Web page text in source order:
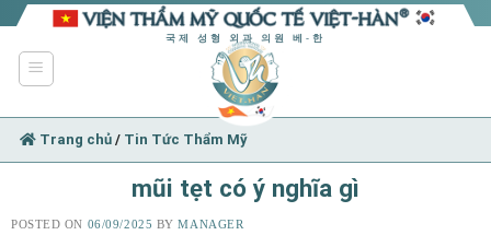
Skip
content
국제 성형 외과 의원 베-한
Trang chủ/ Tin Tức Thẩm Mỹ
mũi tẹt có ý nghĩa gì
POSTED ON 06/09/2025 BYMANAGER